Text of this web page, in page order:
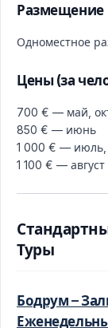
Размещение
Одноместное
Цены (за
700 € — май,
850 € — июнь
1 000 € — июль,
1 100 € — август
Туры
Бодрум –